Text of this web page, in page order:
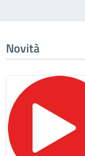
Novità